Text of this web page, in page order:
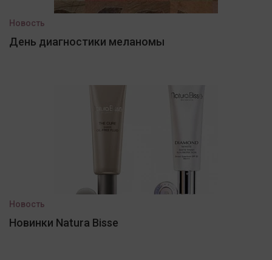
Новость
День диагностики меланомы
Новость
Новинки Natura Bisse